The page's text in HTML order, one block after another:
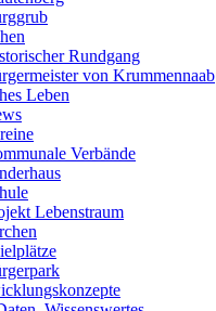
Rundgang
von Krummennaab
Leben
Verbände
Lebenstraum